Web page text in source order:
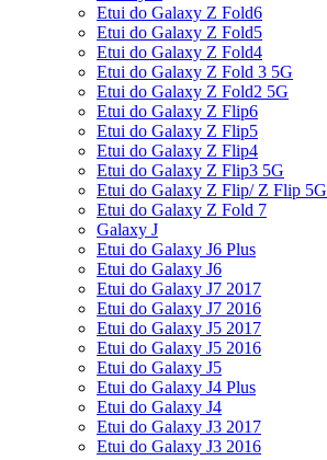
Etui do Galaxy Z Fold6
Etui do Galaxy Z Fold5
Etui do Galaxy Z Fold4
Etui do Galaxy Z Fold 3 5G
Etui do Galaxy Z Fold2 5G
Etui do Galaxy Z Flip6
Etui do Galaxy Z Flip5
Etui do Galaxy Z Flip4
Etui do Galaxy Z Flip3 5G
Etui do Galaxy Z Flip/ Z Flip 5G
Etui do Galaxy Z Fold 7
Galaxy J
Etui do Galaxy J6 Plus
Etui do Galaxy J6
Etui do Galaxy J7 2017
Etui do Galaxy J7 2016
Etui do Galaxy J5 2017
Etui do Galaxy J5 2016
Etui do Galaxy J5
Etui do Galaxy J4 Plus
Etui do Galaxy J4
Etui do Galaxy J3 2017
Etui do Galaxy J3 2016